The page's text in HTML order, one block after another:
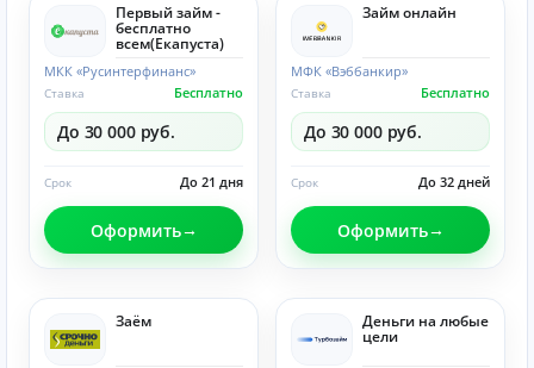
Первый займ -
бесплатно
всем(Eкапуста)
МКК «Русинтерфинанс»
Бесплатно
Ставка
До 30 000 руб.
До 21 дня
Срок
Оформить
Займ онлайн
МФК «Вэббанкир»
Бесплатно
Ставка
До 30 000 руб.
До 32 дней
Срок
Оформить
Заём Деньги на любые
цели